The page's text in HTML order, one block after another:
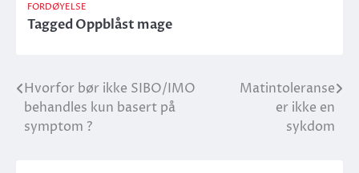
FORDØYELSE
TaggedOppblåst mage
Hvorfor bør ikke SIBO/IMO
behandles kun basert på
symptom ?
Matintoleranse
er ikke en
sykdom